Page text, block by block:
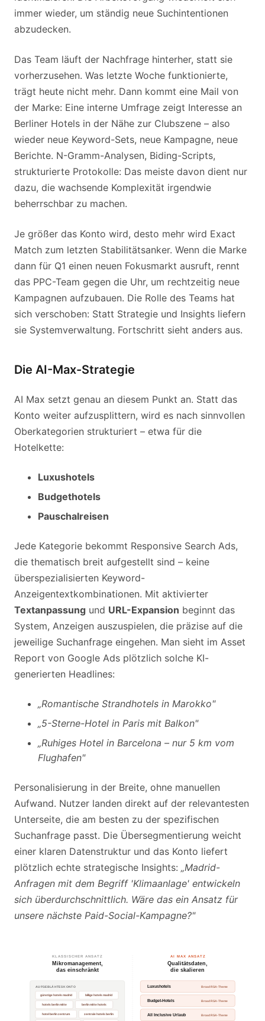
immer wieder, um ständig neue Suchintentionen
abzudecken.
Das Team läuft der Nachfrage hinterher, statt sie
vorherzusehen. Was letzte Woche funktionierte,
trägt heute nicht mehr. Dann kommt eine Mail von
der Marke: Eine interne Umfrage zeigt Interesse an
Berliner Hotels in der Nähe zur Clubszene – also
wieder neue Keyword-Sets, neue Kampagne, neue
Berichte. N-Gramm-Analysen, Biding-Scripts,
strukturierte Protokolle: Das meiste davon dient nur
dazu, die wachsende Komplexität irgendwie
beherrschbar zu machen.
Je größer das Konto wird, desto mehr wird Exact
Match zum letzten Stabilitätsanker. Wenn die Marke
dann für Q1 einen neuen Fokusmarkt ausruft, rennt
das PPC-Team gegen die Uhr, um rechtzeitig neue
Kampagnen aufzubauen. Die Rolle des Teams hat
sich verschoben: Statt Strategie und Insights liefern
sie Systemverwaltung. Fortschritt sieht anders aus.
Die AI-Max-Strategie
AI Max setzt genau an diesem Punkt an. Statt das
Konto weiter aufzusplittern, wird es nach sinnvollen
Oberkategorien strukturiert – etwa für die
Hotelkette:
Luxushotels
Budgethotels
Pauschalreisen
Jede Kategorie bekommt Responsive Search Ads,
die thematisch breit aufgestellt sind – keine
überspezialisierten Keyword-
Anzeigentextkombinationen. Mit aktivierter
Textanpassung und URL-Expansion beginnt das
System, Anzeigen auszuspielen, die präzise auf die
jeweilige Suchanfrage eingehen. Man sieht im Asset
Report von Google Ads plötzlich solche KI-
generierten Headlines:
„Romantische Strandhotels in Marokko"
„5-Sterne-Hotel in Paris mit Balkon"
„Ruhiges Hotel in Barcelona – nur 5 km vom
Flughafen"
Personalisierung in der Breite, ohne manuellen
Aufwand. Nutzer landen direkt auf der relevantesten
Unterseite, die am besten zu der spezifischen
Suchanfrage passt. Die Übersegmentierung weicht
einer klaren Datenstruktur und das Konto liefert
plötzlich echte strategische Insights: „Madrid-
Anfragen mit dem Begriff 'Klimaanlage' entwickeln
sich überdurchschnittlich. Wäre das ein Ansatz für
unsere nächste Paid-Social-Kampagne?"